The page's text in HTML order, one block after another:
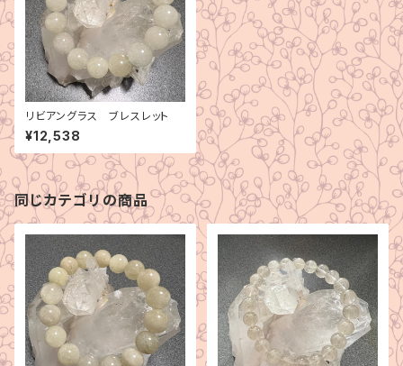
リビアングラス ブレスレット
¥12,538
同じカテゴリの商品